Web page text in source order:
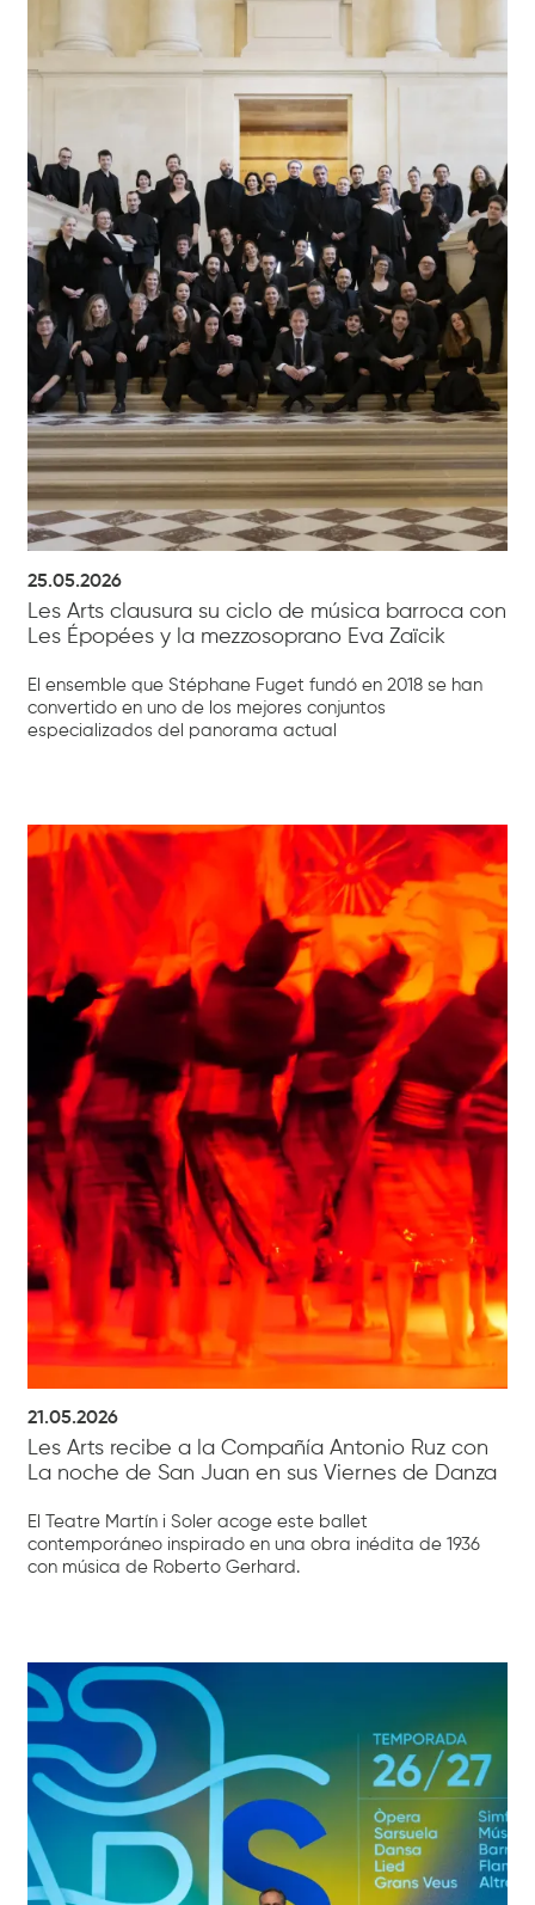
25.05.2026
Les Arts clausura su ciclo de música barroca con
Les Épopées y la mezzosoprano Eva Zaïcik
El ensemble que Stéphane Fuget fundó en 2018 se han
convertido en uno de los mejores conjuntos
especializados del panorama actual
21.05.2026
Les Arts recibe a la Compañía Antonio Ruz con
La noche de San Juan en sus Viernes de Danza
El Teatre Martín i Soler acoge este ballet
contemporáneo inspirado en una obra inédita de 1936
con música de Roberto Gerhard.